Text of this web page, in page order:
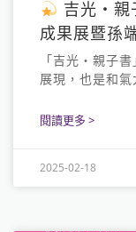
吉光・
成果展暨孫
「吉光・親子
展現，也是和
閱讀更多 >
2025-02-18